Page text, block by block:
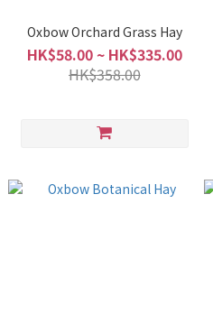
Oxbow Orchard Grass Hay
HK$58.00 ~ HK$335.00
HK$358.00